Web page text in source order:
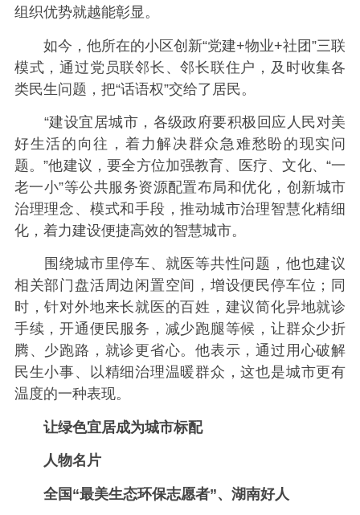
组织优势就越能彰显。
如今，他所在的小区创新“党建+物业+社团”三联
模式，通过党员联邻长、邻长联住户，及时收集各
类民生问题，把“话语权”交给了居民。
“建设宜居城市，各级政府要积极回应人民对美
好生活的向往，着力解决群众急难愁盼的现实问
题。”他建议，要全方位加强教育、医疗、文化、“一
老一小”等公共服务资源配置布局和优化，创新城市
治理理念、模式和手段，推动城市治理智慧化精细
化，着力建设便捷高效的智慧城市。
围绕城市里停车、就医等共性问题，他也建议
相关部门盘活周边闲置空间，增设便民停车位；同
时，针对外地来长就医的百姓，建议简化异地就诊
手续，开通便民服务，减少跑腿等候，让群众少折
腾、少跑路，就诊更省心。他表示，通过用心破解
民生小事、以精细治理温暖群众，这也是城市更有
温度的一种表现。
让绿色宜居成为城市标配
人物名片
全国“最美生态环保志愿者”、湖南好人